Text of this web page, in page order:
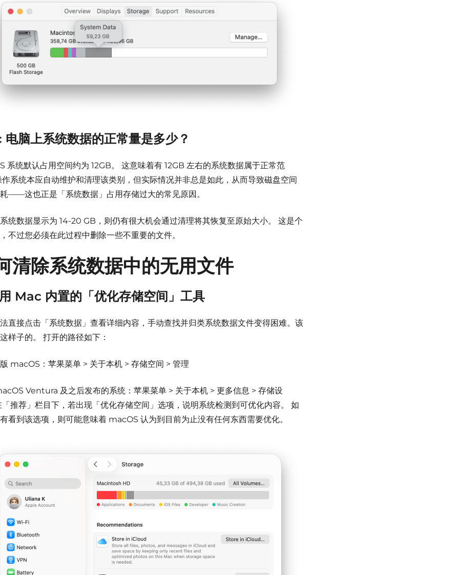
脑上系统数据的正常量是多少？
系统默认占用空间约为 12GB。
这意味着有 12GB 左右的系统数据属于正常范
作系统本应自动维护和清理该类别，但实际情况并非总是如此，从而导致磁盘空间
——这也正是「系统数据」占用存储过大的常见原因。
统数据显示为 14-20 GB，则仍有很大机会通过清理将其恢复至原始大小。
这是个
不过您必须在此过程中删除一些不重要的文件。
清除系统数据中的无用文件
Mac 内置的「优化存储空间」工具
直接点击「系统数据」查看详细内容，手动查找并归类系统数据文件变得困难。该
样子的。
打开的路径如下：
macOS：苹果菜单 > 关于本机 > 存储空间 > 管理
Ventura 及之后发布的系统：苹果菜单 > 关于本机 > 更多信息 > 存储设
「推荐」栏目下，若出现「优化存储空间」选项，说明系统检测到可优化内容。
如
看到该选项，则可能意味着 macOS 认为到目前为止没有任何东西需要优化。